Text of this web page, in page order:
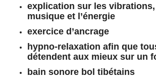
explication sur les
musique et l’énergie
exercice d’ancrage
hypno-relaxation afin que
détendent aux mieux sur un
bain sonore bol tibétains